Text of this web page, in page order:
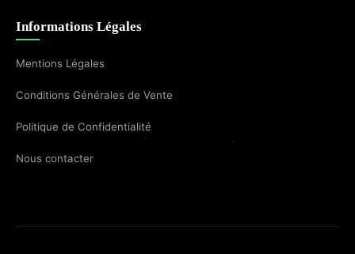
Informations Légales
Mentions Légales
Conditions Générales de Vente
Politique de Confidentialité
Nous contacter